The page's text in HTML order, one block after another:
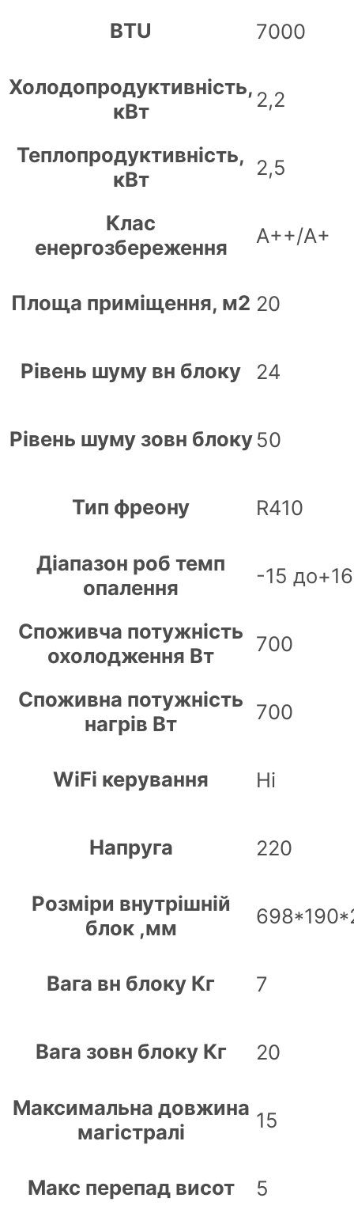
BTU 7000
Холодопродуктивність,
кВт
2,2
Теплопродуктивність,
кВт
2,5
Клас
енергозбереження
А++/А+
Площа приміщення, м2 20
Рівень шуму вн блоку 24
Рівень шуму зовн блоку 50
Тип фреону R410
Діапазон роб темп
опалення
-15 до+16
Споживча потужність
охолодження Вт
700
Споживна потужність
нагрів Вт
700
WiFi керування Ні
Напруга 220
Розміри внутрішній
блок ,мм
Вага вн блоку Кг 7
Вага зовн блоку Кг 20
Максимальна довжина
магістралі
15
Макс перепад висот 5